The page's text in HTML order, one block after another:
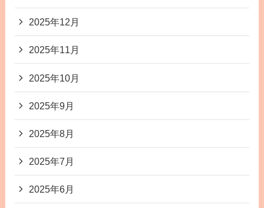
2025年12月
2025年11月
2025年10月
2025年9月
2025年8月
2025年7月
2025年6月